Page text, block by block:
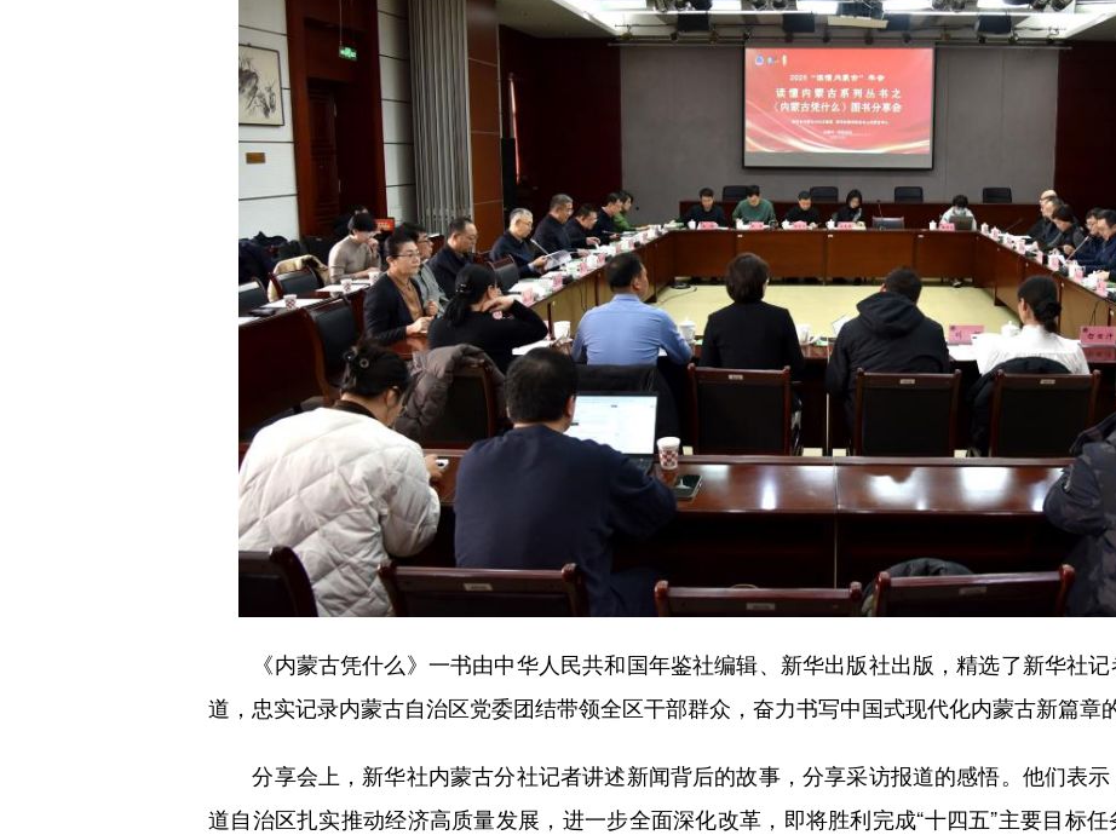
《内蒙古凭什么》一书由中华人民共和国年鉴社编辑、新华出版社出版，精选了新华社记
道，忠实记录内蒙古自治区党委团结带领全区干部群众，奋力书写中国式现代化内蒙古新篇章
分享会上，新华社内蒙古分社记者讲述新闻背后的故事，分享采访报道的感悟。他们表示
道自治区扎实推动经济高质量发展，进一步全面深化改革，即将胜利完成“十四五”主要目标